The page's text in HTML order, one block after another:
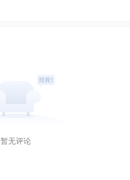
暂无评论